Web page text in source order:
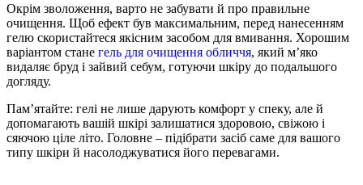
Окрім зволоження, варто не забувати й про правильне
очищення. Щоб ефект був максимальним, перед нанесенням
гелю скористайтеся якісним засобом для вмивання. Хорошим
варіантом стане гель для очищення обличчя, який м’яко
видаляє бруд і зайвий себум, готуючи шкіру до подальшого
догляду.
Пам’ятайте: гелі не лише дарують комфорт у спеку, але й
допомагають вашій шкірі залишатися здоровою, свіжою і
сяючою ціле літо. Головне – підібрати засіб саме для вашого
типу шкіри й насолоджуватися його перевагами.